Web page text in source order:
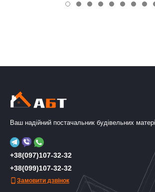
Ваш надійний постачальник будівельних
+38(097)107-32-32
+38(099)107-32-32
Замовити дзвінок